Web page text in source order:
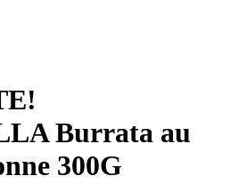
Burrata au
300G